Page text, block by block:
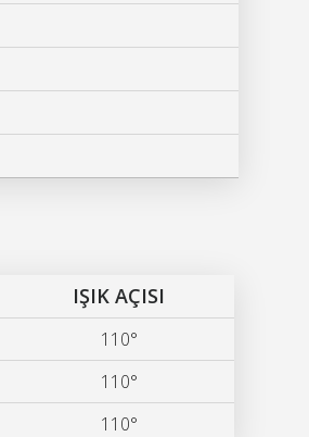
IŞIK AÇISI
110°
110°
110°